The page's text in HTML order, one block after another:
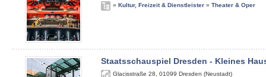
» Kultur, Freizeit & Dienstleister » Theater & Oper
Staatsschauspiel Dresden - Kleines
Glacisstraße 28 01099 Dresden (Neustadt)